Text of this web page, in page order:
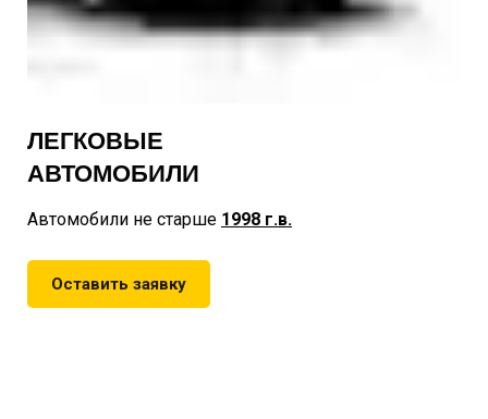
ЛЕГКОВЫЕ
АВТОМОБИЛИ
Автомобили не старше 1998 г.в.
Оставить заявку